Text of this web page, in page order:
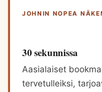
JOHNIN NOPEA
30 sekunnissa
Aasialaiset
tervetulleiksi,